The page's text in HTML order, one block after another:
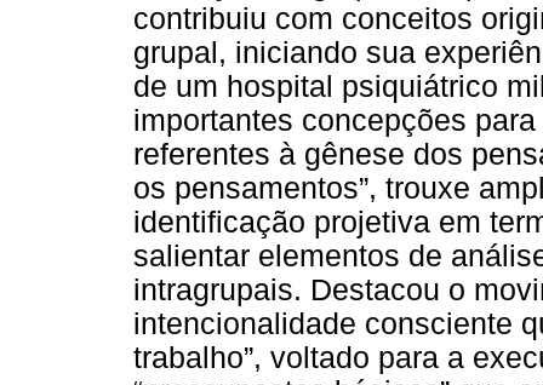
contribuiu com conceitos
grupal, iniciando sua
de um hospital psiquiátrico
importantes concepções
referentes à gênese dos
os pensamentos”, trouxe
identificação projetiva em
salientar elementos de
intragrupais. Destacou o
intencionalidade consciente
trabalho”, voltado para a